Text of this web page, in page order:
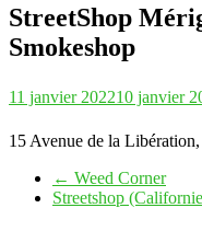
StreetShop
Smokeshop
11 janvier 202210 janvier
15 Avenue de la
← Weed Corner
Streetshop